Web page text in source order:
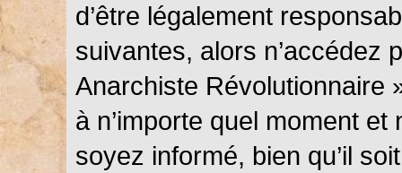
d’être légalement
suivantes, alors n’accédez
Anarchiste Révolutionnaire
à n’importe quel moment
soyez informé, bien qu’il